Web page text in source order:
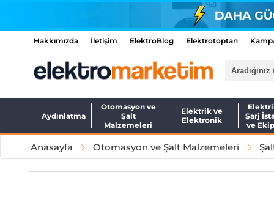
Hakkımızda İletişim ElektroBlog Elektrotoptan
Aydınlatma
Otomasyon ve
Şalt
Malzemeleri
Elektrik ve
Elektronik
Şarj
ve
Anasayfa Otomasyon ve Şalt Malzemeleri